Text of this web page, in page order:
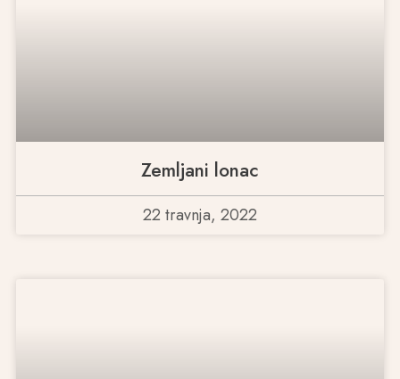
Zemljani lonac
22 travnja, 2022